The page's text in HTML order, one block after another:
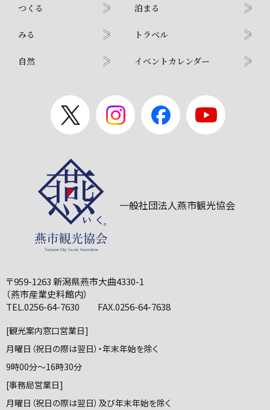
つくる
みる
自然
泊まる
トラベル
イベントカレンダー
一般社団法人燕市観光協会
〒959-1263 新潟県燕市大曲4330-1
（燕市産業史料館内）
TEL.0256-64-7630 FAX.0256-64-7638
[観光案内窓口営業日]
月曜日（祝日の際は翌日）・年末年始を除く
9時00分～16時30分
[事務局営業日]
月曜日（祝日の際は翌日）及び年末年始を除く